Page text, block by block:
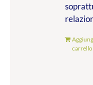
carrello